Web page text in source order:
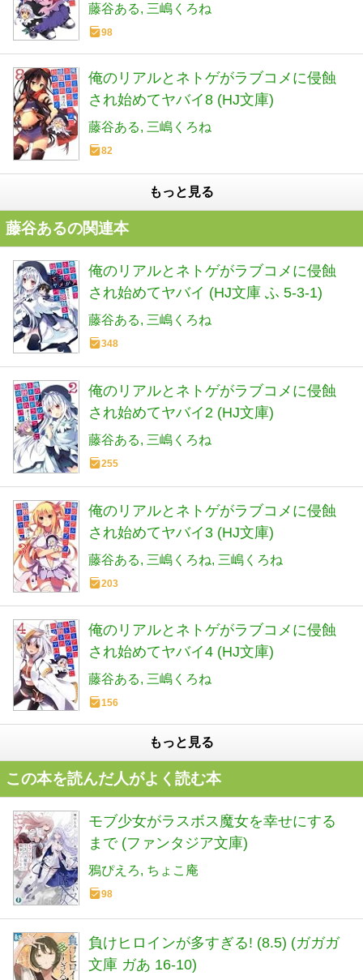
藤谷ある 三嶋くろね
98
俺のリアルとネトゲがラブコメに侵蝕
され始めてヤバイ8 (HJ文庫)
藤谷ある 三嶋くろね
82
もっと見る
藤谷あるの関連本
俺のリアルとネトゲがラブコメに侵蝕
され始めてヤバイ (HJ文庫 ふ 5-3-1)
藤谷ある 三嶋くろね
348
俺のリアルとネトゲがラブコメに侵蝕
され始めてヤバイ2 (HJ文庫)
藤谷ある 三嶋くろね
255
俺のリアルとネトゲがラブコメに侵蝕
され始めてヤバイ3 (HJ文庫)
藤谷ある 三嶋くろね 三嶋くろね
203
俺のリアルとネトゲがラブコメに侵蝕
され始めてヤバイ4 (HJ文庫)
藤谷ある 三嶋くろね
156
もっと見る
この本を読んだ人がよく読む本
モブ少女がラスボス魔女を幸せにする
まで (ファンタジア文庫)
鴉ぴえろ ちょこ庵
98
負けヒロインが多すぎる! (8.5) (ガガガ
文庫 ガあ 16-10)